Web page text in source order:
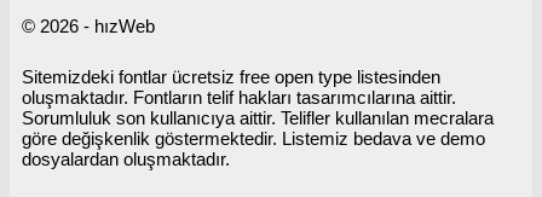
© 2026 - hızWeb
Sitemizdeki fontlar ücretsiz free open type listesinden
oluşmaktadır. Fontların telif hakları tasarımcılarına aittir.
Sorumluluk son kullanıcıya aittir. Telifler kullanılan mecralara
göre değişkenlik göstermektedir. Listemiz bedava ve demo
dosyalardan oluşmaktadır.